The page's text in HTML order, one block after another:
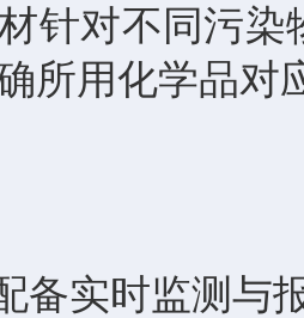
对不同污染物
所用化学品对
实时监测与